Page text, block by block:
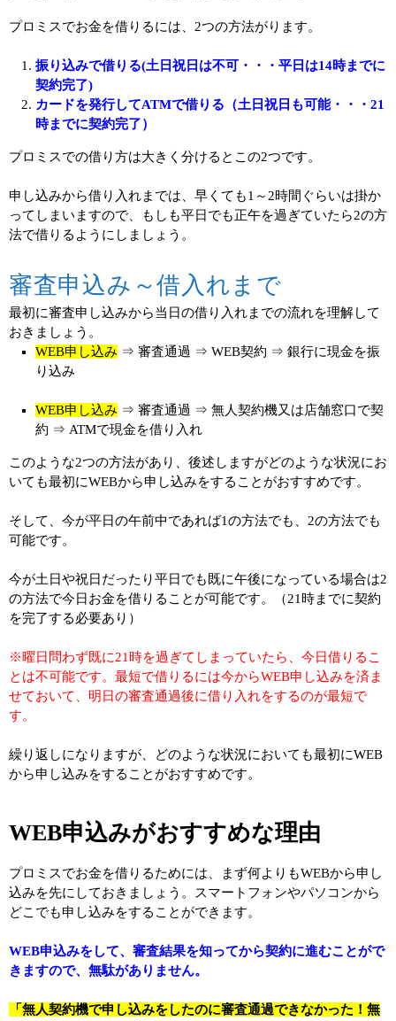
プロミスでお金を借りるには、2つの方法がります。
振り込みで借りる(土日祝日は不可・・・平日は14時までに
契約完了)
カードを発行してATMで借りる（土日祝日も可能・・・21
時までに契約完了）
プロミスでの借り方は大きく分けるとこの2つです。
申し込みから借り入れまでは、早くても1～2時間ぐらいは掛か
ってしまいますので、もしも平日でも正午を過ぎていたら2の方
法で借りるようにしましょう。
審査申込み～借入れまで
最初に審査申し込みから当日の借り入れまでの流れを理解して
おきましょう。
WEB申し込み ⇒ 審査通過 ⇒ WEB契約 ⇒ 銀行に現金を振
り込み
WEB申し込み ⇒ 審査通過 ⇒ 無人契約機又は店舗窓口で契
約 ⇒ ATMで現金を借り入れ
このような2つの方法があり、後述しますがどのような状況にお
いても最初にWEBから申し込みをすることがおすすめです。
そして、今が平日の午前中であれば1の方法でも、2の方法でも
可能です。
今が土日や祝日だったり平日でも既に午後になっている場合は2
の方法で今日お金を借りることが可能です。（21時までに契約
を完了する必要あり）
※曜日問わず既に21時を過ぎてしまっていたら、今日借りるこ
とは不可能です。最短で借りるには今からWEB申し込みを済ま
せておいて、明日の審査通過後に借り入れをするのが最短で
す。
繰り返しになりますが、どのような状況においても最初にWEB
から申し込みをすることがおすすめです。
WEB申込みがおすすめな理由
プロミスでお金を借りるためには、まず何よりもWEBから申し
込みを先にしておきましょう。スマートフォンやパソコンから
どこでも申し込みをすることができます。
WEB申込みをして、審査結果を知ってから契約に進むことがで
きますので、無駄がありません。
「無人契約機で申し込みをしたのに審査通過できなかった！無